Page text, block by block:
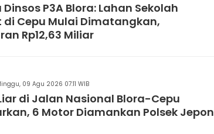
P3A Blora: Lahan Sekolah
di Cepu Mulai Dimatangkan,
Rp12,63 Miliar
09 Agu 2026 07:11 WIB
di Jalan Nasional Blora-Cepu
6 Motor Diamankan Polsek Jepon